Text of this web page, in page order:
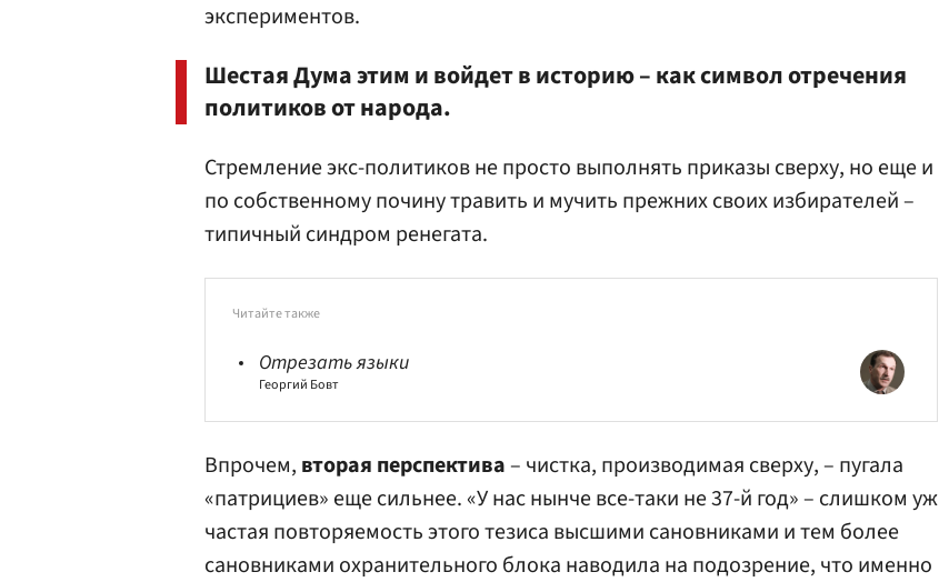
экспериментов.
Шестая Дума этим и войдет в историю – как символ отречения
политиков от народа.
Стремление экс-политиков не просто выполнять приказы сверху, но еще и
по собственному почину травить и мучить прежних своих избирателей –
типичный синдром ренегата.
Читайте также
Отрезать языки
Георгий Бовт
Впрочем, вторая перспектива– чистка, производимая сверху, – пугала
«патрициев» еще сильнее. «У нас нынче все-таки не 37-й год» – слишком уж
частая повторяемость этого тезиса высшими сановниками и тем более
сановниками охранительного блока наводила на подозрение, что именно